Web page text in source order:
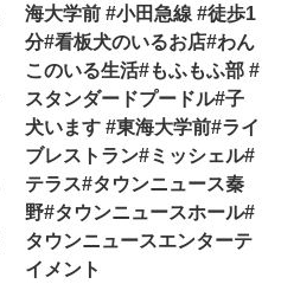
海大学前 #小田急線 #徒歩1
分#看板犬のいるお店#わん
このいる生活#もふもふ部 #
スタンダードプードル#子
犬います #東海大学前#ライ
ブレストラン#ミッシェル#
テラス#タウンニュース秦
野#タウンニュースホール#
タウンニュースエンターテ
イメント